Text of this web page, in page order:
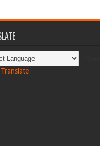
Translate